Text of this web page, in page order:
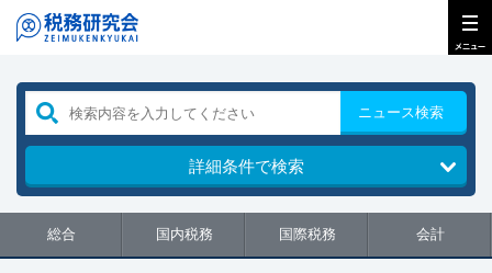
ニュース検索
詳細条件で検索
総合 国内税務 国際税務 会計